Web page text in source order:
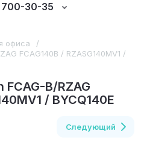
30-35
офиса
/
FCAG140B / RZASG140MV1 /
B/RZAG
/ BYCQ140E
Следующий